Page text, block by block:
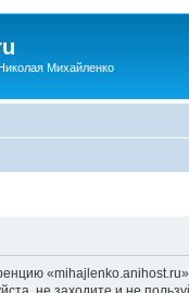
Михайленко